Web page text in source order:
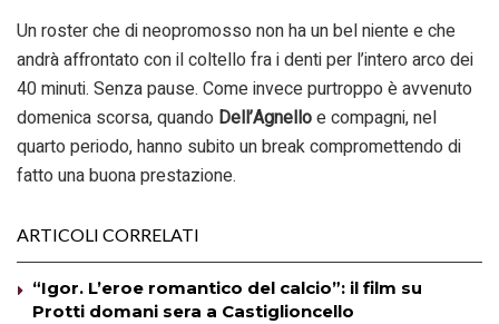
Un roster che di neopromosso non ha un bel niente e che
andrà affrontato con il coltello fra i denti per l’intero arco dei
40 minuti. Senza pause. Come invece purtroppo è avvenuto
domenica scorsa, quando Dell’Agnelloe compagni, nel
quarto periodo, hanno subito un break compromettendo di
fatto una buona prestazione.
ARTICOLI CORRELATI
“Igor. L’eroe romantico del calcio”: il film su
Protti domani sera a Castiglioncello